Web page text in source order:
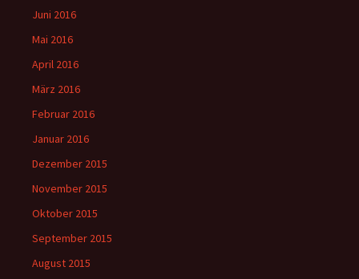
Juni 2016
Mai 2016
April 2016
März 2016
Februar 2016
Januar 2016
Dezember 2015
November 2015
Oktober 2015
September 2015
August 2015